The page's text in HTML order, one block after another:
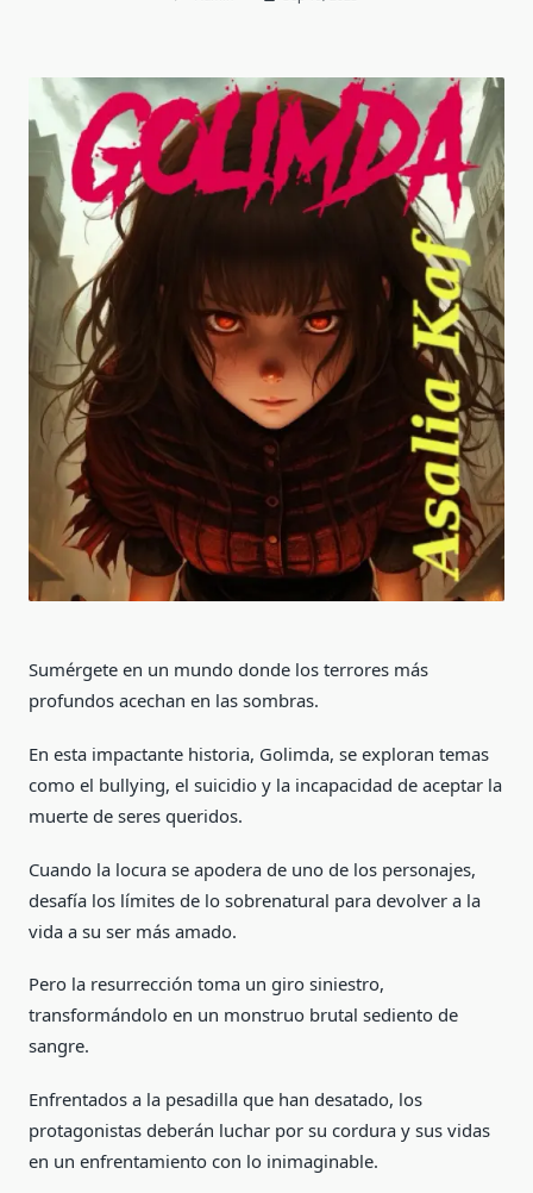
Sumérgete en un mundo donde los terrores más
profundos acechan en las sombras.
En esta impactante historia, Golimda, se exploran temas
como el bullying, el suicidio y la incapacidad de aceptar la
muerte de seres queridos.
Cuando la locura se apodera de uno de los personajes,
desafía los límites de lo sobrenatural para devolver a la
vida a su ser más amado.
Pero la resurrección toma un giro siniestro,
transformándolo en un monstruo brutal sediento de
sangre.
Enfrentados a la pesadilla que han desatado, los
protagonistas deberán luchar por su cordura y sus vidas
en un enfrentamiento con lo inimaginable.